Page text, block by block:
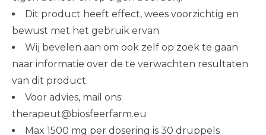
Dit product heeft effect, wees voorzichtig en
bewust met het gebruik ervan.
Wij bevelen aan om ook zelf op zoek te gaan
naar informatie over de te verwachten resultaten
van dit product.
Voor advies, mail ons:
therapeut@biosfeerfarm.eu
Max 1500 mg per dosering is 30 druppels